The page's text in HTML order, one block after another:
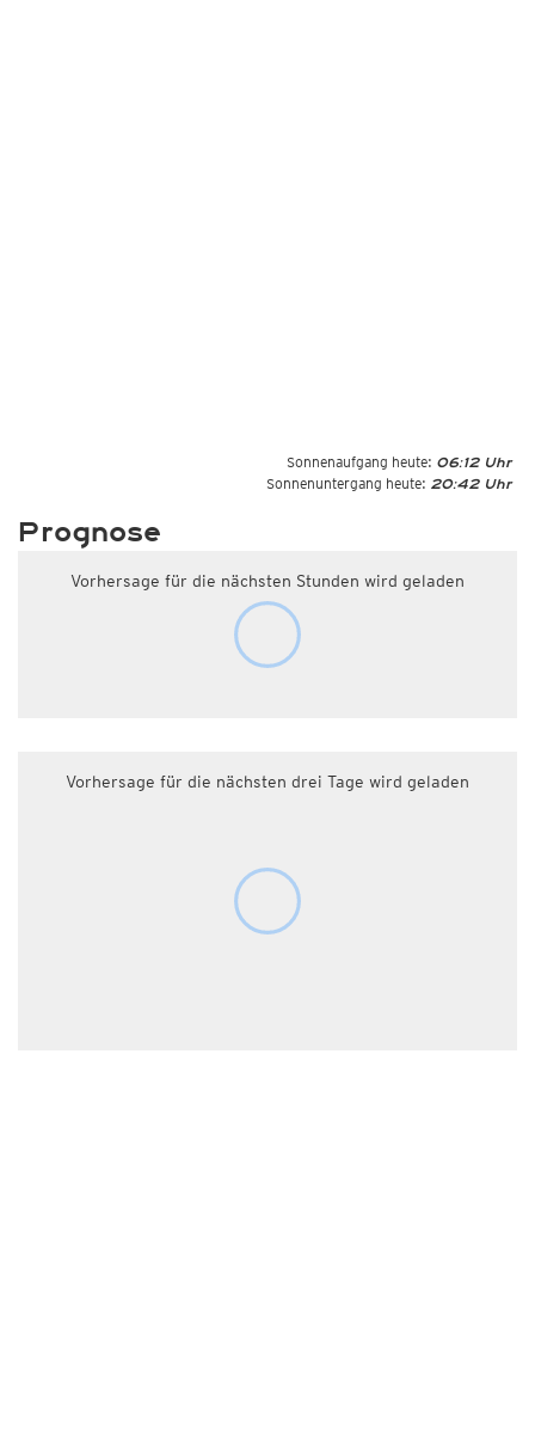
Sonnenaufgang heute: 06:12 Uhr
Sonnenuntergang heute: 20:42 Uhr
Prognose
Vorhersage für die nächsten Stunden wird geladen
Vorhersage für die nächsten drei Tage wird geladen